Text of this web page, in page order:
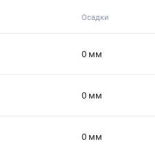
Осадки
0мм
0мм
0мм